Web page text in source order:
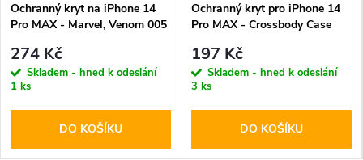
Ochranný kryt na iPhone 14
Pro MAX - Marvel, Venom 005
274 Kč
Skladem - hned k odeslání
1 ks
DO KOŠÍKU
Ochranný kryt pro iPhone 14
Pro MAX - Crossbody Case
197 Kč
Skladem - hned k odeslání
3 ks
DO KOŠÍKU